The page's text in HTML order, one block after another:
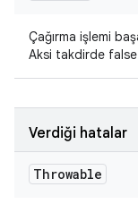
Çağırma işlemi
Aksi takdirde false
Verdiği hatalar
Throwable